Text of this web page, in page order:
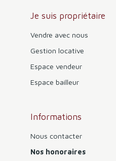
Je suis propriétaire
Vendre avec nous
Gestion locative
Espace vendeur
Espace bailleur
Informations
Nous contacter
Nos honoraires